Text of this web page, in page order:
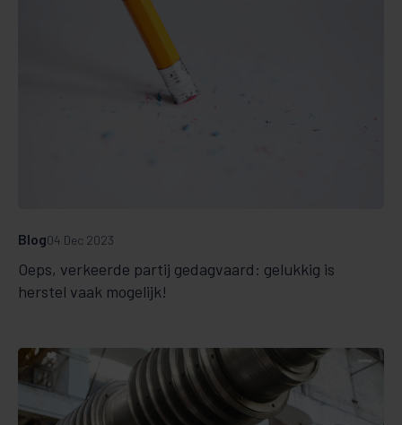
Oeps, verkeerde partij gedagvaard: gelukkig is
herstel vaak mogelijk!
Blog04 Dec 2023